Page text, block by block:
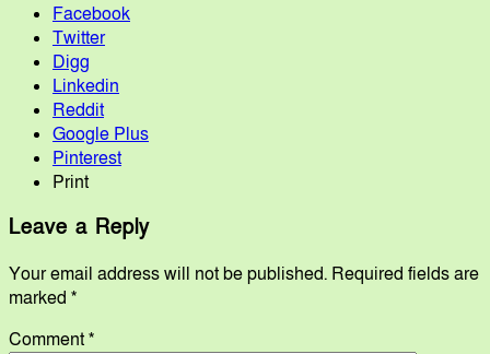
Facebook
Twitter
Digg
Linkedin
Reddit
Google Plus
Pinterest
Print
Leave a Reply
Your email address will not be published. Required fields are
marked *
Comment*